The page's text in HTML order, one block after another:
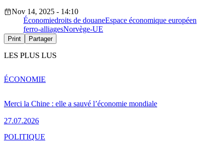
Nov 14, 2025 - 14:10
Économiedroits de douaneEspace économique européen
ferro-alliagesNorvège-UE
Print Partager
LES PLUS LUS
Merci la Chine : elle a sauvé l’économie mondiale
27.07.2026
ÉCONOMIE
POLITIQUE